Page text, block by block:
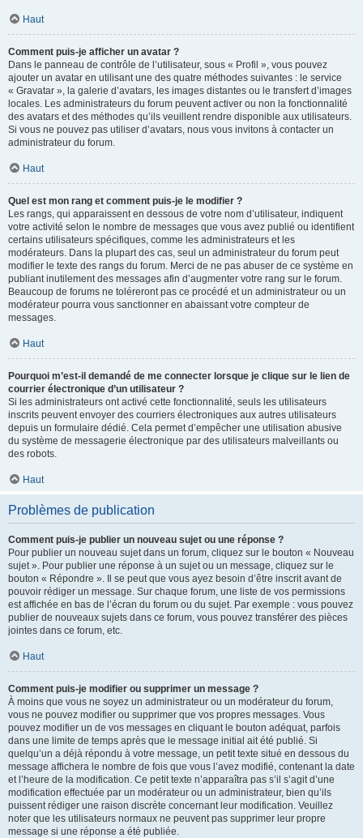
Haut
Comment puis-je afficher un avatar ?
Dans le panneau de contrôle de l’utilisateur, sous « Profil », vous pouvez
ajouter un avatar en utilisant une des quatre méthodes suivantes : le service
« Gravatar », la galerie d’avatars, les images distantes ou le transfert d’images
locales. Les administrateurs du forum peuvent activer ou non la fonctionnalité
des avatars et des méthodes qu’ils veuillent rendre disponible aux utilisateurs.
Si vous ne pouvez pas utiliser d’avatars, nous vous invitons à contacter un
administrateur du forum.
Haut
Quel est mon rang et comment puis-je le modifier ?
Les rangs, qui apparaissent en dessous de votre nom d’utilisateur, indiquent
votre activité selon le nombre de messages que vous avez publié ou identifient
certains utilisateurs spécifiques, comme les administrateurs et les
modérateurs. Dans la plupart des cas, seul un administrateur du forum peut
modifier le texte des rangs du forum. Merci de ne pas abuser de ce système en
publiant inutilement des messages afin d’augmenter votre rang sur le forum.
Beaucoup de forums ne toléreront pas ce procédé et un administrateur ou un
modérateur pourra vous sanctionner en abaissant votre compteur de
messages.
Haut
Pourquoi m’est-il demandé de me connecter lorsque je clique sur le lien de
courrier électronique d’un utilisateur ?
Si les administrateurs ont activé cette fonctionnalité, seuls les utilisateurs
inscrits peuvent envoyer des courriers électroniques aux autres utilisateurs
depuis un formulaire dédié. Cela permet d’empêcher une utilisation abusive
du système de messagerie électronique par des utilisateurs malveillants ou
des robots.
Haut
Problèmes de publication
Comment puis-je publier un nouveau sujet ou une réponse ?
Pour publier un nouveau sujet dans un forum, cliquez sur le bouton « Nouveau
sujet ». Pour publier une réponse à un sujet ou un message, cliquez sur le
bouton « Répondre ». Il se peut que vous ayez besoin d’être inscrit avant de
pouvoir rédiger un message. Sur chaque forum, une liste de vos permissions
est affichée en bas de l’écran du forum ou du sujet. Par exemple : vous pouvez
publier de nouveaux sujets dans ce forum, vous pouvez transférer des pièces
jointes dans ce forum, etc.
Haut
Comment puis-je modifier ou supprimer un message ?
À moins que vous ne soyez un administrateur ou un modérateur du forum,
vous ne pouvez modifier ou supprimer que vos propres messages. Vous
pouvez modifier un de vos messages en cliquant le bouton adéquat, parfois
dans une limite de temps après que le message initial ait été publié. Si
quelqu’un a déjà répondu à votre message, un petit texte situé en dessous du
message affichera le nombre de fois que vous l’avez modifié, contenant la date
et l’heure de la modification. Ce petit texte n’apparaîtra pas s’il s’agit d’une
modification effectuée par un modérateur ou un administrateur, bien qu’ils
puissent rédiger une raison discrète concernant leur modification. Veuillez
noter que les utilisateurs normaux ne peuvent pas supprimer leur propre
message si une réponse a été publiée.